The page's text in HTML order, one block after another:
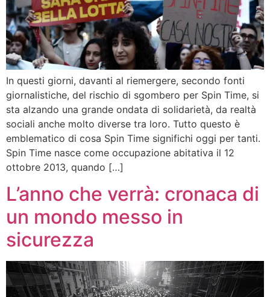
In questi giorni, davanti al riemergere, secondo fonti
giornalistiche, del rischio di sgombero per Spin Time, si
sta alzando una grande ondata di solidarietà, da realtà
sociali anche molto diverse tra loro. Tutto questo è
emblematico di cosa Spin Time significhi oggi per tanti.
Spin Time nasce come occupazione abitativa il 12
ottobre 2013, quando […]
L’anno che verrà: cronaca di
un mondo messo in
sicurezza